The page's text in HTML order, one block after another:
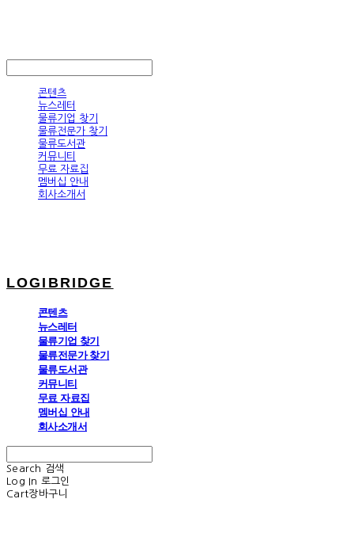
콘텐츠
뉴스레터
물류기업 찾기
물류전문가 찾기
물류도서관
커뮤니티
무료 자료집
멤버십 안내
회사소개서
LOGIBRIDGE
콘텐츠
뉴스레터
물류기업 찾기
물류전문가 찾기
물류도서관
커뮤니티
무료 자료집
멤버십 안내
회사소개서
Search
검색
Log In 로그인
Cart장바구니